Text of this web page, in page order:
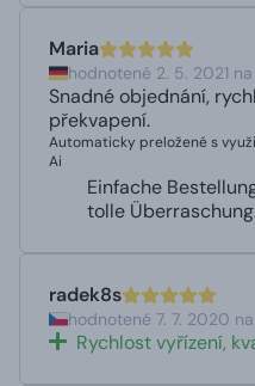
Maria
hodnotené 2. 5. 2021
Snadné objednání,
překvapení.
Automaticky preložené s
Ai
Einfache
tolle
radek8s
hodnotené 7. 7. 2020
Rychlost vyřízení,